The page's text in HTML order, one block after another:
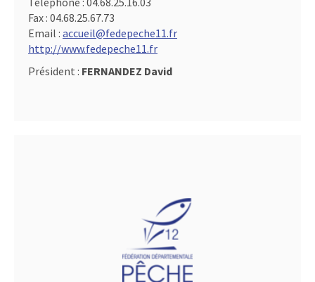
Fax : 04.68.25.67.73
Email : accueil@fedepeche11.fr
http://www.fedepeche11.fr
Président : FERNANDEZ David